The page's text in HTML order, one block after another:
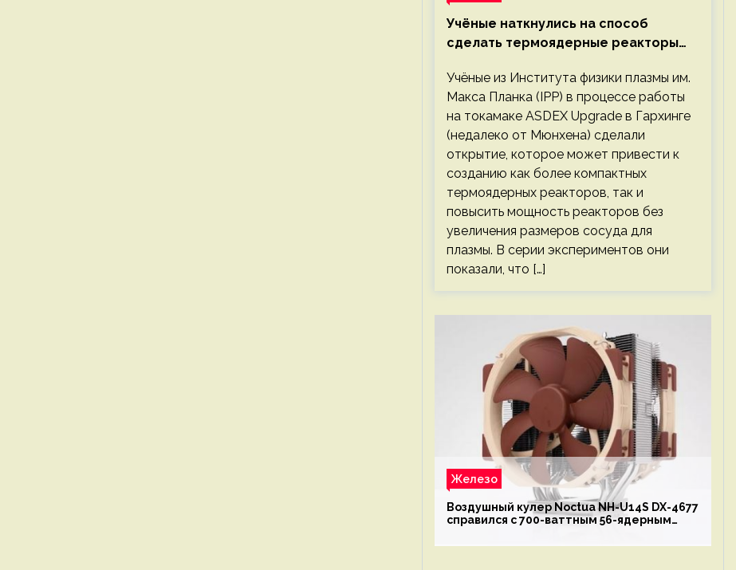
Учёные наткнулись на способ
сделать термоядерные реакторы
Учёные из Института физики плазмы им.
Макса Планка (IPP) в процессе работы
на токамаке ASDEX Upgrade в Гархинге
(недалеко от Мюнхена) сделали
открытие, которое может привести к
созданию как более компактных
термоядерных реакторов, так и
повысить мощность реакторов без
увеличения размеров сосуда для
плазмы. В серии экспериментов они
показали, что […]
Железо
Воздушный кулер Noctua NH-U14S DX-4677
справился с 700-ваттным 56-ядерным